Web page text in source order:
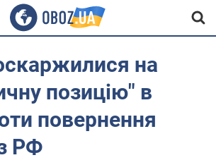
на
позицію" в
повернення
РФ